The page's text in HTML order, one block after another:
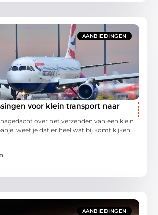
AANBIEDINGEN
voor klein transport naar
over het verzenden van een klein
weet je dat er heel wat bij komt kijken.
AANBIEDINGEN